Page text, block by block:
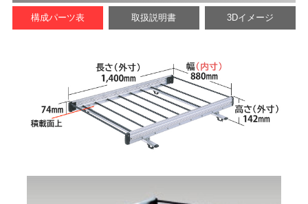
構成パーツ表 取扱説明書 3Dイメージ